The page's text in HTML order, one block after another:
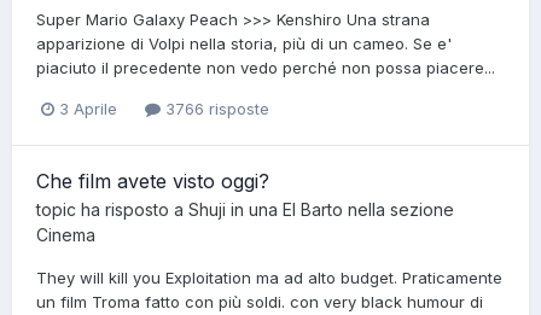
Super Mario Galaxy Peach >>> Kenshiro Una strana
apparizione di Volpi nella storia, più di un cameo. Se e'
piaciuto il precedente non vedo perché non possa piacere...
3 Aprile 3766 risposte
Che film avete visto oggi?
topic ha risposto a Shuji in una El Barto nella sezione
Cinema
They will kill you Exploitation ma ad alto budget. Praticamente
un film Troma fatto con più soldi. con very black humour di